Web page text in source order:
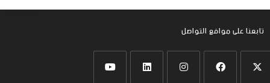
تابعنا على موافع التواصل